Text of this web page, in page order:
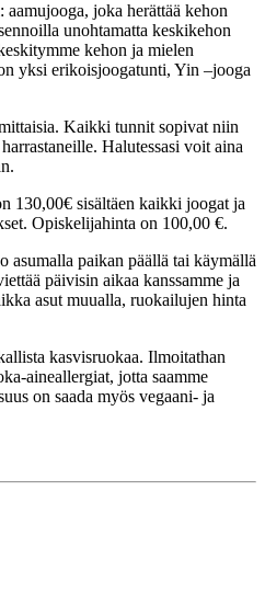
joka herättää kehon
unohtamatta keskikehon
kehon ja mielen
yksi erikoisjoogatunti, Yin –jooga
Kaikki tunnit sopivat niin
Halutessasi voit aina
130,00€ sisältäen kaikki joogat ja
Opiskelijahinta on 100,00 €.
asumalla paikan päällä tai käymällä
päivisin aikaa kanssamme ja
asut muualla, ruokailujen hinta
kasvisruokaa. Ilmoitathan
aineallergiat, jotta saamme
on saada myös vegaani- ja